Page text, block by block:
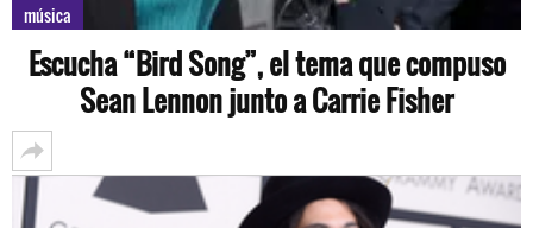
música
Escucha “Bird Song”, el tema que compuso
Sean Lennon junto a Carrie Fisher